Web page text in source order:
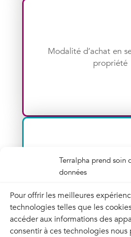
Terralpha prend soin
données
Pour offrir les meilleures
technologies telles que les
accéder aux informations des
consentir à ces technologies
Modalité d’achat en
propriété
Rapidité de